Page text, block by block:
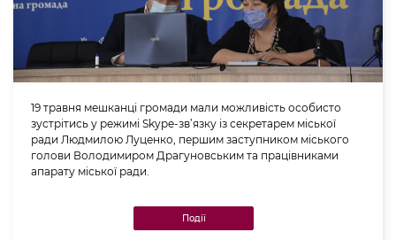
19 травня мешканці громади мали можливість особисто
зустрітись у режимі Skype-зв’язку із секретарем міської
ради Людмилою Луценко, першим заступником міського
голови Володимиром Драгуновським та працівниками
апарату міської ради.
Події